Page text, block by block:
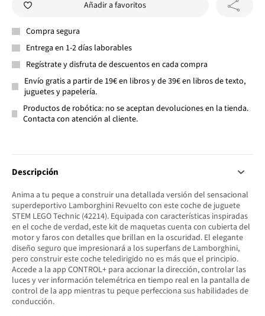
Añadir a favoritos
Compra segura
Entrega en 1-2 días laborables
Regístrate y disfruta de descuentos en cada compra
Envío gratis a partir de 19€ en libros y de 39€ en libros de texto,
juguetes y papelería.
Productos de robótica: no se aceptan devoluciones en la tienda.
Contacta con atención al cliente.
Descripción
Anima a tu peque a construir una detallada versión del sensacional
superdeportivo Lamborghini Revuelto con este coche de juguete
STEM LEGO Technic (42214). Equipada con características inspiradas
en el coche de verdad, este kit de maquetas cuenta con cubierta del
motor y faros con detalles que brillan en la oscuridad. El elegante
diseño seguro que impresionará a los superfans de Lamborghini,
pero construir este coche teledirigido no es más que el principio.
Accede a la app CONTROL+ para accionar la dirección, controlar las
luces y ver información telemétrica en tiempo real en la pantalla de
control de la app mientras tu peque perfecciona sus habilidades de
conducción.